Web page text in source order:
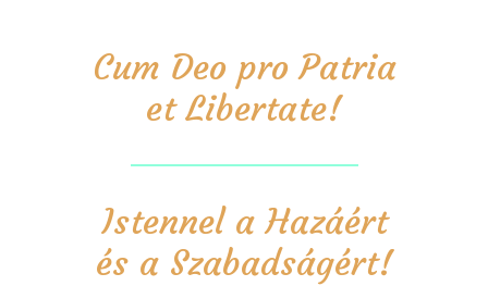
Cum Deo pro Patria
et Libertate!
Istennel a Hazáért
és a Szabadságért!